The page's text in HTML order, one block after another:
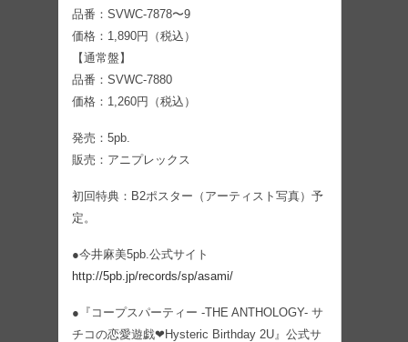
品番：SVWC-7878〜9
価格：1,890円（税込）
【通常盤】
品番：SVWC-7880
価格：1,260円（税込）
発売：5pb.
販売：アニプレックス
初回特典：B2ポスター（アーティスト写真）予
定。
●今井麻美5pb.公式サイト
http://5pb.jp/records/sp/asami/
●『コープスパーティー -THE ANTHOLOGY- サ
チコの恋愛遊戯❤Hysteric Birthday 2U』公式サ